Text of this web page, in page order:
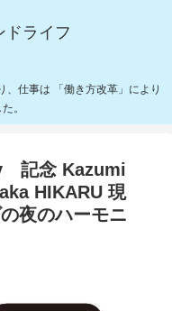
ドライフ
仕事は 「働き方改革」により
。
記念 Kazumi
​​​​​​​HIKARU 現
夜のハーモニ